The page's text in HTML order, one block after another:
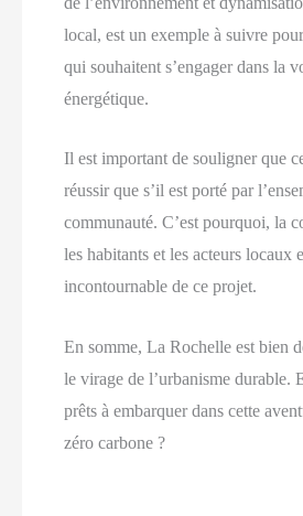
local, est un exemple à suivre
qui souhaitent s’engager dans la
énergétique.
Il est important de souligner que
réussir que s’il est porté par
communauté. C’est pourquoi, la
les habitants et les acteurs locaux
incontournable de ce projet.
En somme, La Rochelle est bien
le virage de l’urbanisme durable.
prêts à embarquer dans cette
zéro carbone ?